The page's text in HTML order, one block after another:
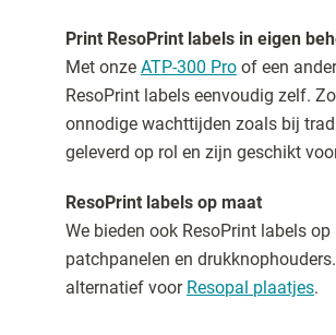
Print ResoPrint labels in eigen
Met onze ATP-300 Pro of een
ResoPrint labels eenvoudig zelf.
onnodige wachttijden zoals bij
geleverd op rol en zijn geschikt
ResoPrint labels op maat
We bieden ook ResoPrint labels
patchpanelen en
alternatief voor Resopal plaatjes.